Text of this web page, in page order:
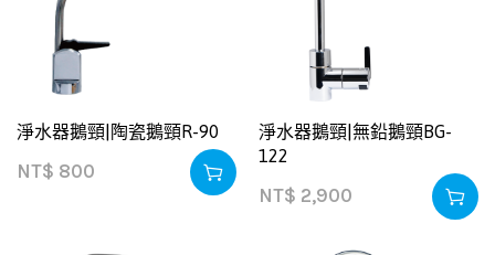
淨水器鵝頸|陶瓷鵝頸R-90
NT$ 800
淨水器鵝頸|無鉛鵝頸BG-
122
NT$ 2,900